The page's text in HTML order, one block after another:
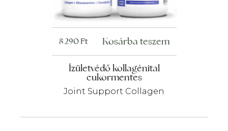
Ízületvédő kollagénital
cukormentes
Joint Support Collagen
8 290Ft Kosárba teszem